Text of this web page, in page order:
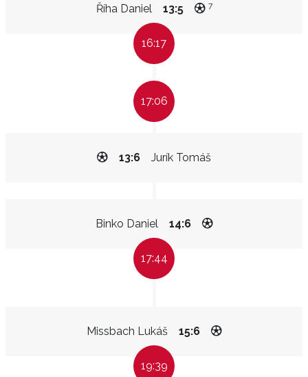
Říha Daniel 13:5 7
16:17
17:06
Jurík Tomáš
13:6
Binko Daniel 14:6
17:44
Missbach Lukáš 15:6
19:39